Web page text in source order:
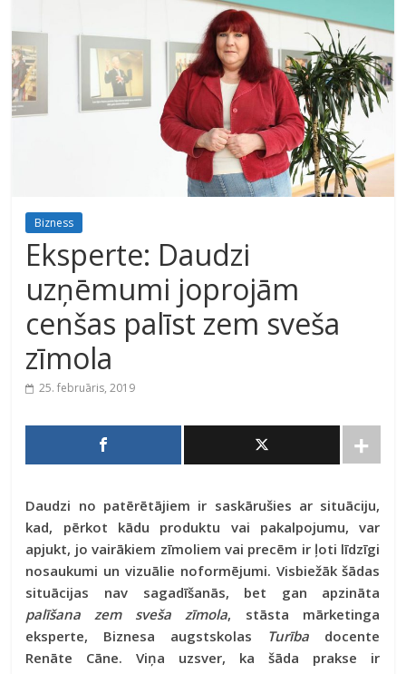
Bizness
Eksperte: Daudzi
uzņēmumi joprojām
cenšas palīst zem sveša
zīmola
25. februāris, 2019
Daudzi no patērētājiem ir saskārušies ar situāciju,
kad, pērkot kādu produktu vai pakalpojumu, var
apjukt, jo vairākiem zīmoliem vai precēm ir ļoti līdzīgi
nosaukumi un vizuālie noformējumi. Visbiežāk šādas
situācijas nav sagadīšanās, bet gan apzināta
palīšana zem sveša zīmola, stāsta mārketinga
eksperte, Biznesa augstskolas Turība docente
Renāte Cāne. Viņa uzsver, ka šāda prakse ir